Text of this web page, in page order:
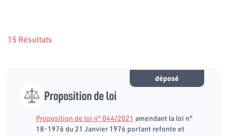
15 Résultats
déposé
Proposition de loi
Proposition de loi n° 044/2021 amendant la loi n°
18-1976 du 21 Janvier 1976 portant refonte et